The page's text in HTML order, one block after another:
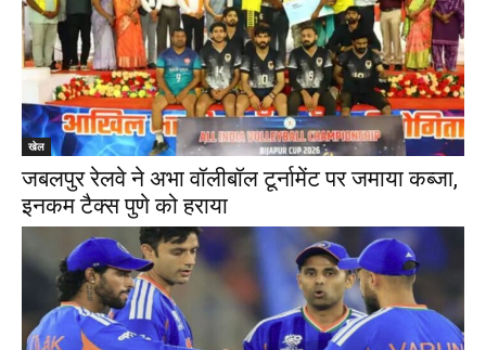
खेल
जबलपुर रेलवे ने अभा वॉलीबॉल टूर्नामेंट पर जमाया कब्जा,
इनकम टैक्स पुणे को हराया